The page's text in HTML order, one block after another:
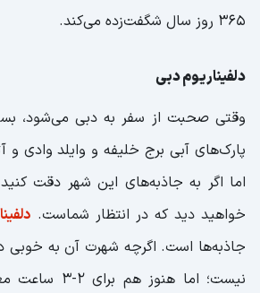
۳۶۵ روز سال شگفت‌زده می‌کند.
دلفیناریوم دبی
وقتی صحبت از سفر به دبی می‌شود،
پارک‌های آبی برج خلیفه و وایلد وادی و
اما اگر به جاذبه‌های این شهر دقت
خواهید دید که در انتظار شماست.
جاذبه‌ها است. اگرچه شهرت آن به خوبی
نیست؛ اما